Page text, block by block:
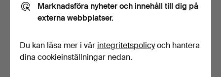
Marknadsföra nyheter och innehåll till dig på
externa webbplatser.
Du kan läsa mer i vår integritetspolicyoch hantera
dina cookieinställningar nedan.